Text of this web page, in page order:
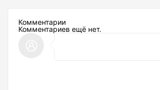
Комментарии
Комментариев ещё нет.